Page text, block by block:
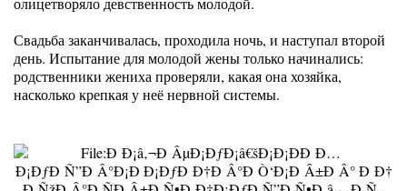
Свадьба заканчивалась, проходила ночь, и наступал второй
день. Испытание для молодой жены только начинались:
родственники жениха проверяли, какая она хозяйка,
насколько крепкая у неё нервной системы.